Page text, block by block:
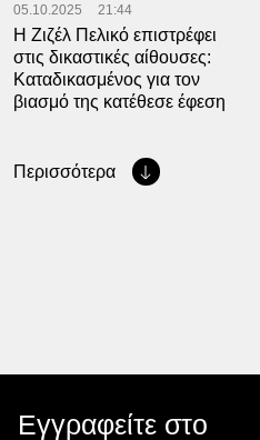
05.10.2025 21:44
Η Ζιζέλ Πελικό επιστρέφει
στις δικαστικές αίθουσες:
Καταδικασμένος για τον
βιασμό της κατέθεσε έφεση
Περισσότερα
Εγγραφείτε στο